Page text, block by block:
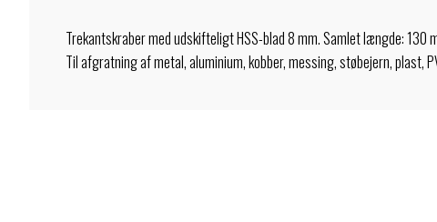
Trekantskraber med udskifteligt HSS-blad 8 mm. Samlet længde: 130
Til afgratning af metal, aluminium, kobber, messing, støbejern, plast,